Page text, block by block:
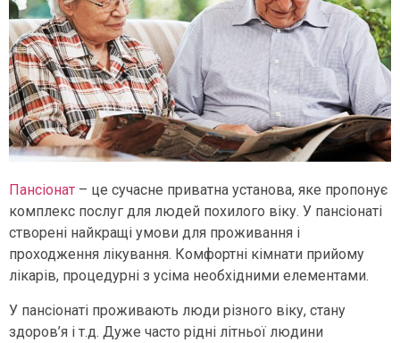
Пансіонат – це сучасне приватна установа, яке пропонує
комплекс послуг для людей похилого віку. У пансіонаті
створені найкращі умови для проживання і
проходження лікування. Комфортні кімнати прийому
лікарів, процедурні з усіма необхідними елементами.
У пансіонаті проживають люди різного віку, стану
здоров’я і т.д. Дуже часто рідні літньої людини